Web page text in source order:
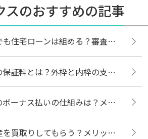
スのおすすめの記事
永住権なしでも住宅ローンは組める？審査内容や借りる方法についても解説
住宅ローンの保証料とは？外枠と内枠の支払い方法や違いについても解説
住宅ローンのボーナス払いの仕組みは？メリットや注意点についても解説
離婚で不動産を買取りしてもらう？メリットや売却の流れについても解説